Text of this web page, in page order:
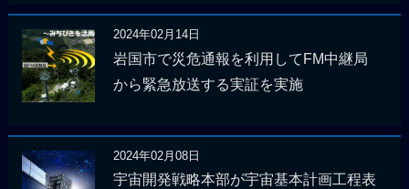
2024年02月14日
岩国市で災危通報を利用してFM中継局
から緊急放送する実証を実施
2024年02月08日
宇宙開発戦略本部が宇宙基本計画工程表